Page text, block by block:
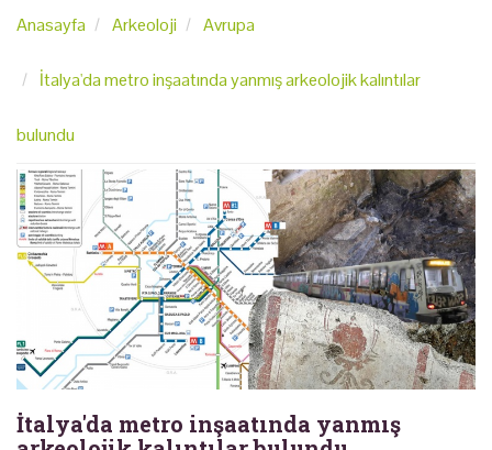
Anasayfa Arkeoloji Avrupa
İtalya'da metro inşaatında yanmış arkeolojik kalıntılar
bulundu
İtalya'da metro inşaatında yanmış